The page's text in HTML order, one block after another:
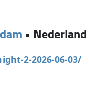
• Nederland
2-2026-06-03/